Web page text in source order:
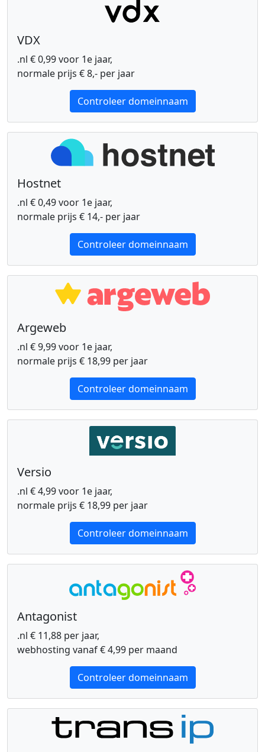
VDX
.nl € 0,99 voor 1e jaar,
normale prijs € 8,- per jaar
Controleer domeinnaam
Hostnet
.nl € 0,49 voor 1e jaar,
normale prijs € 14,- per jaar
Controleer domeinnaam
Argeweb
.nl € 9,99 voor 1e jaar,
normale prijs € 18,99 per jaar
Controleer domeinnaam
Versio
.nl € 4,99 voor 1e jaar,
normale prijs € 18,99 per jaar
Controleer domeinnaam
Antagonist
.nl € 11,88 per jaar,
webhosting vanaf € 4,99 per maand
Controleer domeinnaam